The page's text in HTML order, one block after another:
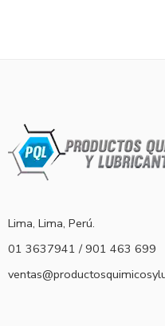
Lima, Lima, Perú.
01 3637941 / 901 463 699